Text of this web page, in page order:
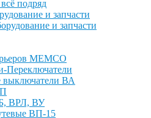
подряд
и запчасти
и запчасти
MEMCO
Переключатели
выключатели ВА
ВРЛ, ВУ
ВП-15